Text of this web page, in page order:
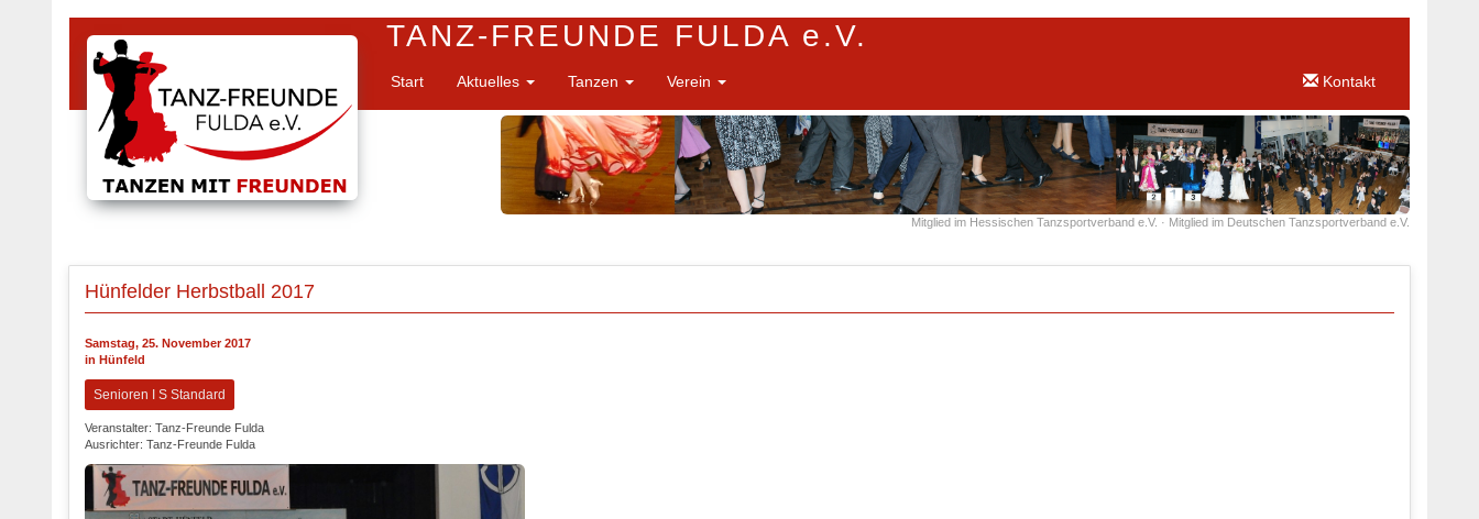
TANZ-FREUNDE FULDA e.V.
Start Aktuelles Tanzen Verein Kontakt
Mitglied im Hessischen Tanzsportverband e.V. · Mitglied im Deutschen Tanzsportverband e.V.
Hünfelder Herbstball 2017
Samstag, 25. November 2017
in Hünfeld
Senioren I S Standard
Veranstalter: Tanz-Freunde Fulda
Ausrichter: Tanz-Freunde Fulda